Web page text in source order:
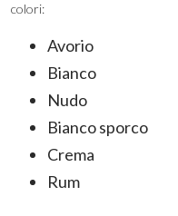
colori:
Avorio
Bianco
Nudo
Bianco sporco
Crema
Rum